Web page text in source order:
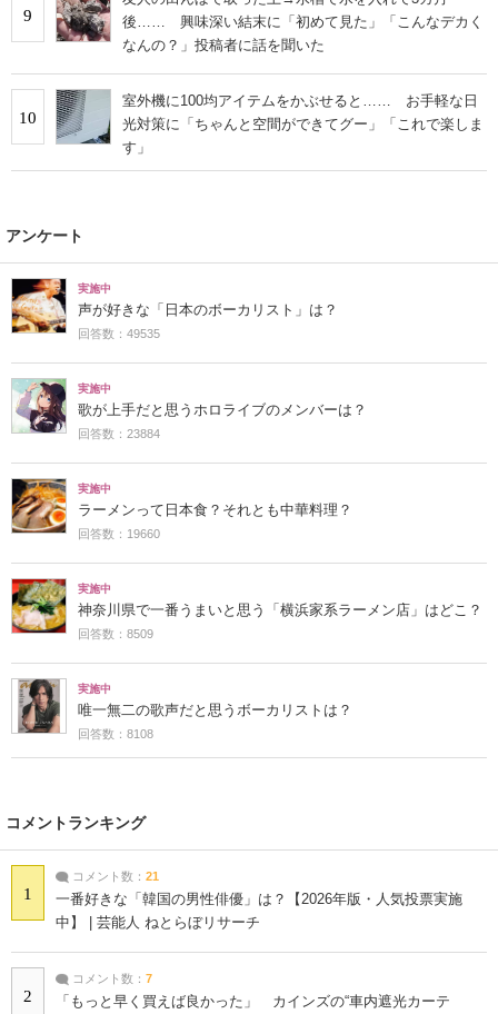
9
後…… 興味深い結末に「初めて見た」「こんなデカく
なんの？」投稿者に話を聞いた
10
室外機に100均アイテムをかぶせると…… お手軽な日
光対策に「ちゃんと空間ができてグー」「これで楽しま
す」
アンケート
実施中
声が好きな「日本のボーカリスト」は？
回答数：49535
実施中
歌が上手だと思うホロライブのメンバーは？
回答数：23884
実施中
ラーメンって日本食？それとも中華料理？
回答数：19660
実施中
神奈川県で一番うまいと思う「横浜家系ラーメン店」はどこ？
回答数：8509
実施中
唯一無二の歌声だと思うボーカリストは？
回答数：8108
コメントランキング
1
コメント数： 21
一番好きな「韓国の男性俳優」は？【2026年版・人気投票実施
中】 | 芸能人 ねとらぼリサーチ
2
コメント数： 7
「もっと早く買えば良かった」 カインズの“車内遮光カーテ